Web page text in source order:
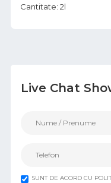
Live Chat
SUNT DE ACORD CU
Cantitate: 2l